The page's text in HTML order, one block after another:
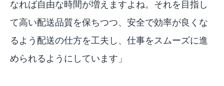
なれば自由な時間が増えますよね。それを目指し
て高い配送品質を保ちつつ、安全で効率が良くな
るよう配送の仕方を工夫し、仕事をスムーズに進
められるようにしています」